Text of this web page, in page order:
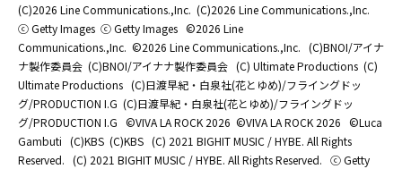
(C)2026 Line Communications.,Inc. (C)2026 Line Communications.,Inc.
ⓒ Getty Images ⓒ Getty Images ©2026 Line
Communications.,Inc. ©2026 Line Communications.,Inc. (C)BNOI/アイナ
ナ製作委員会 (C)BNOI/アイナナ製作委員会 (C) Ultimate Productions (C)
Ultimate Productions (C)日渡早紀・白泉社(花とゆめ)/フライングドッ
グ/PRODUCTION I.G (C)日渡早紀・白泉社(花とゆめ)/フライングドッ
グ/PRODUCTION I.G ©️VIVA LA ROCK 2026 ©️VIVA LA ROCK 2026 ©Luca
Gambuti (C)KBS (C)KBS (C) 2021 BIGHIT MUSIC / HYBE. All Rights
Reserved. (C) 2021 BIGHIT MUSIC / HYBE. All Rights Reserved. ⓒ Getty